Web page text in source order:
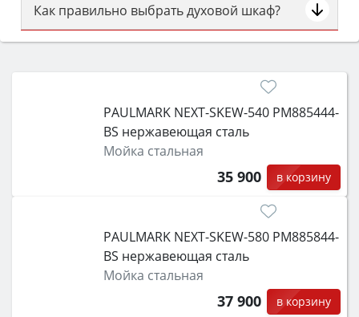
Как правильно выбрать духовой шкаф?
Сначала определитесь с типом (газовый или
затем смотрите на объём 50–70 л для семьи,
функции (конвекция, гриль, самоочистка,
защита от детей).
PAULMARK NEXT-SKEW-540 PM885444-
BS нержавеющая сталь
Мойка стальная
35 900 в корзину
PAULMARK NEXT-SKEW-580 PM885844-
BS нержавеющая сталь
Мойка стальная
37 900 в корзину